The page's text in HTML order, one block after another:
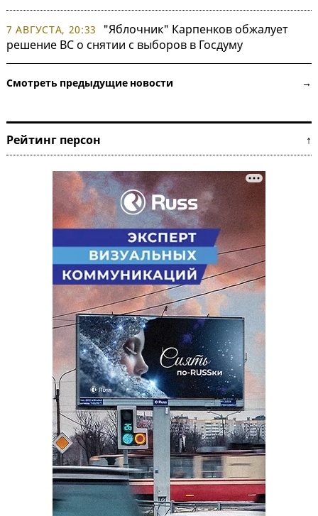
7 АВГУСТА, 20:33
"Яблочник" Карпенков обжалует
решение ВС о снятии с выборов в Госдуму
Смотреть предыдущие новости →
Рейтинг персон ↑